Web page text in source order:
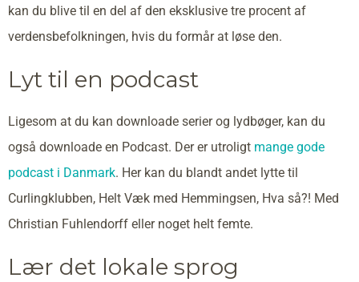
kan du blive til en del af den eksklusive tre procent af
verdensbefolkningen, hvis du formår at løse den.
Lyt til en podcast
Ligesom at du kan downloade serier og lydbøger, kan du
også downloade en Podcast. Der er utroligt mange gode
podcast i Danmark. Her kan du blandt andet lytte til
Curlingklubben, Helt Væk med Hemmingsen, Hva så?! Med
Christian Fuhlendorff eller noget helt femte.
Lær det lokale sprog